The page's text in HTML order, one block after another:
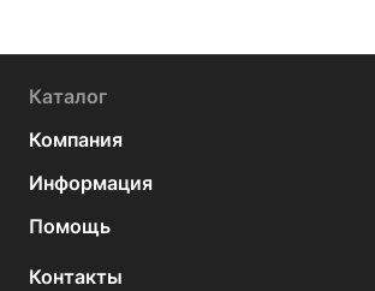
Каталог
Компания
Информация
Помощь
Контакты